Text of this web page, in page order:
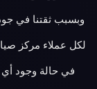
لكل عملاء مركز
في حالة وجود